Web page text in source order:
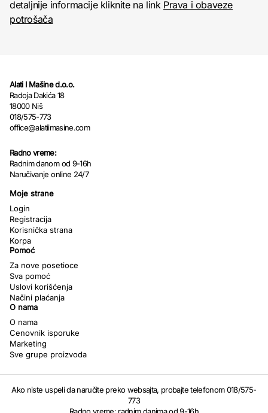
detaljnije informacije kliknite na link Prava i obaveze
potrošača
Alati I Mašine d.o.o.
Radoja Dakića 18
18000 Niš
018/575-773
office@alatiimasine.com
Radno vreme:
Radnim danom od 9-16h
Naručivanje online 24/7
Moje strane
Login
Registracija
Korisnička strana
Korpa
Pomoć
Za nove posetioce
Sva pomoć
Uslovi korišćenja
Načini plaćanja
O nama
O nama
Cenovnik isporuke
Marketing
Sve grupe proizvoda
Ako niste uspeli da naručite preko websajta, probajte telefonom 018/575-
773